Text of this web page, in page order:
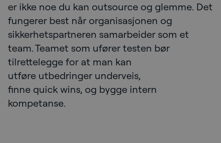
er ikke noe du kan outsource og glemme. Det
fungerer best når organisasjonen og
sikkerhetspartneren samarbeider som et
team. Teamet som ufører testen bør
tilrettelegge for at man kan
utføre utbedringer underveis,
finne quick wins, og bygge intern
kompetanse.